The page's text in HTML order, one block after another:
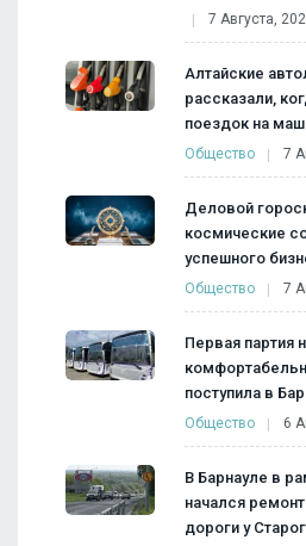
7 Августа,
Алтайские
рассказали,
поездок на
Общество 7
Деловой
космические
успешного
Общество 7
Первая партия
поступила в
Общество 6
В Барнауле в
начался
дороги у